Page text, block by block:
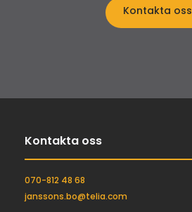
Kontakta oss
Kontakta oss
070-812 48 68
janssons.bo@telia.com